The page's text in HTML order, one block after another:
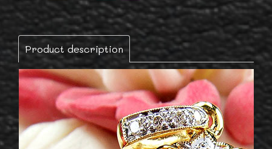
Product description